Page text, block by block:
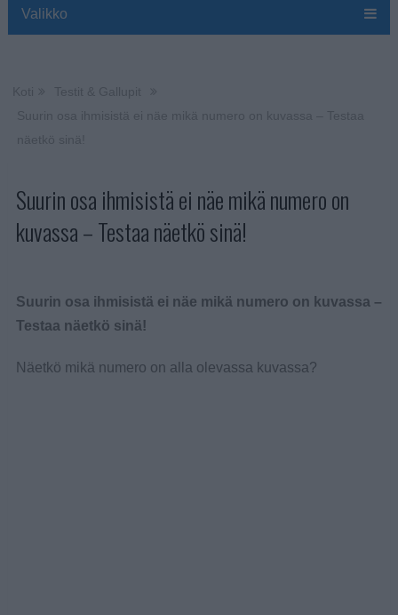
Valikko
Suurin osa ihmisistä ei näe mikä numero on
kuvassa – Testaa näetkö sinä!
Suurin osa ihmisistä ei näe mikä numero on kuvassa –
Testaa näetkö sinä!
Näetkö mikä numero on alla olevassa kuvassa?